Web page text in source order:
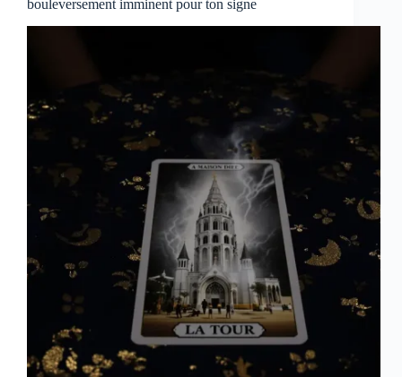
bouleversement imminent pour ton signe